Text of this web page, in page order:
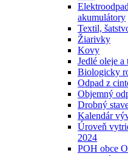
akumulátory
Textil,
Žiarivky
Kovy
Jedlé oleje a
Biologicky
Odpad z
Objemný
Drobný
Kalendár
Úroveň
2024
POH obce